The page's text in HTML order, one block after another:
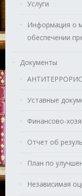
Услуги
Информация о
обеспечении
Документы
Уставные
Финансово-
Отчет об
План по
Независимая